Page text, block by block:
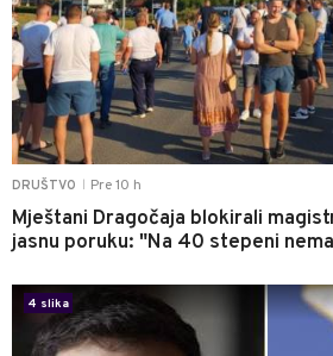
DRUŠTVO Pre 10 h
Mještani Dragočaja blokirali
jasnu poruku: "Na 40 stepeni
4 slika